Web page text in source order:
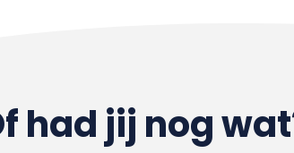
had jij nog